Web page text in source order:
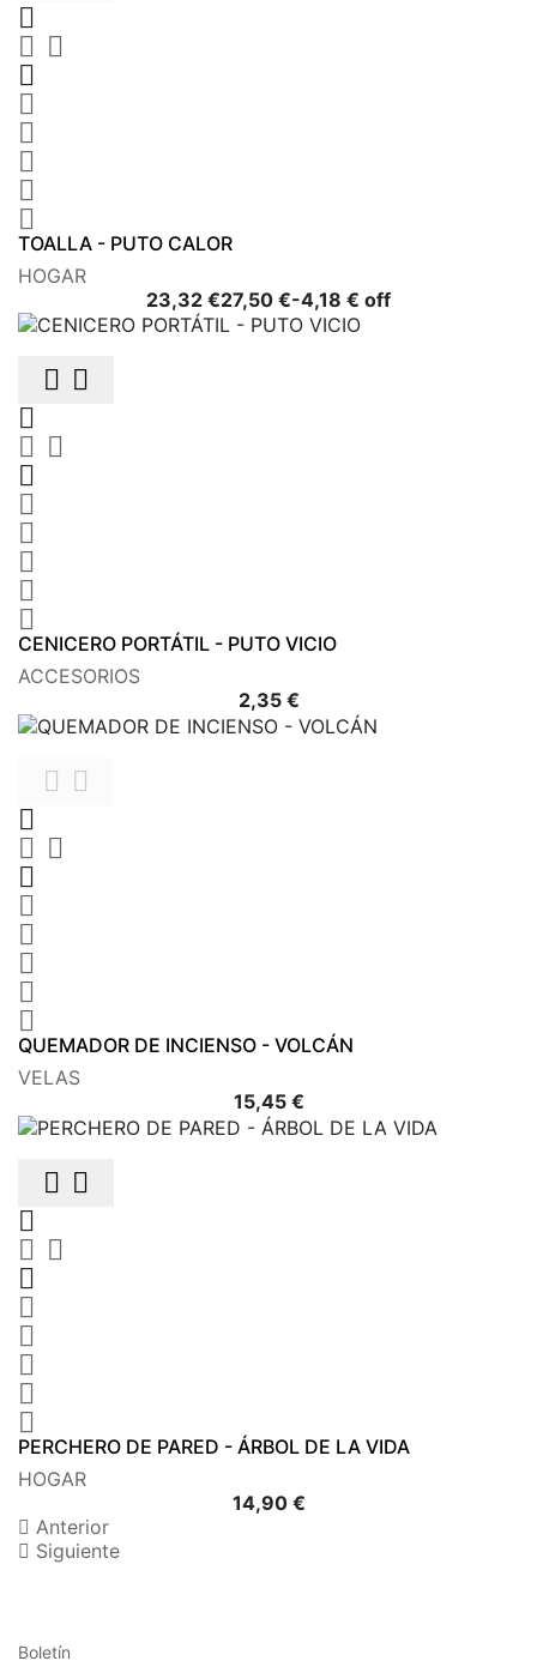

 






TOALLA - PUTO CALOR
HOGAR
23,32 €27,50 €Precio
base
-4,18 € offPrecio











CENICERO PORTÁTIL - PUTO VICIO
ACCESORIOS
2,35 €Precio
 

 






QUEMADOR DE INCIENSO - VOLCÁN
VELAS
15,45 €Precio
 

 






PERCHERO DE PARED - ÁRBOL DE LA VIDA
HOGAR
14,90 €Precio
Anterior
Siguiente
Boletín